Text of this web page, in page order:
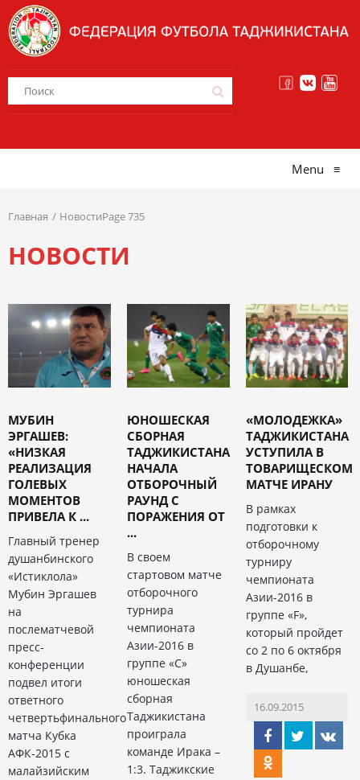
Menu ≡
Главная НовостиPage 735
НОВОСТИ
МУБИН
ЭРГАШЕВ:
«НИЗКАЯ
РЕАЛИЗАЦИЯ
ГОЛЕВЫХ
МОМЕНТОВ
ПРИВЕЛА К ...
Главный тренер
душанбинского
«Истиклола»
Мубин Эргашев
на
послематчевой
пресс-
конференции
подвел итоги
ответного
четвертьфинального
матча Кубка
АФК-2015 с
малайзийским
ЮНОШЕСКАЯ
СБОРНАЯ
ТАДЖИКИСТАНА
НАЧАЛА
ОТБОРОЧНЫЙ
РАУНД С
ПОРАЖЕНИЯ ОТ
...
В своем
стартовом матче
отборочного
турнира
чемпионата
Азии-2016 в
группе «С»
юношеская
сборная
Таджикистана
проиграла
команде Ирака –
1:3. Таджикские
«МОЛОДЕЖКА»
ТАДЖИКИСТАНА
УСТУПИЛА В
ТОВАРИЩЕСКОМ
МАТЧЕ ИРАНУ
В рамках
подготовки к
отборочному
турниру
чемпионата
Азии-2016 в
группе «F»,
который пройдет
со 2 по 6 октября
в Душанбе,
16.09.2015